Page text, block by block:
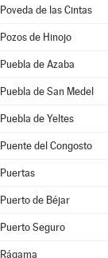
Poveda de las Cintas
Pozos de Hinojo
Puebla de Azaba
Puebla de San Medel
Puebla de Yeltes
Puente del Congosto
Puertas
Puerto de Béjar
Puerto Seguro
Rágama